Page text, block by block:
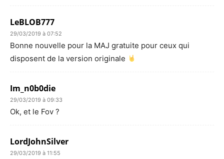
LeBLOB777
29/03/2019 à 07:52
Bonne nouvelle pour la MAJ gratuite pour ceux qui
disposent de la version originale
Im_n0b0die
29/03/2019 à 09:33
Ok, et le Fov ?
LordJohnSilver
29/03/2019 à 11:55